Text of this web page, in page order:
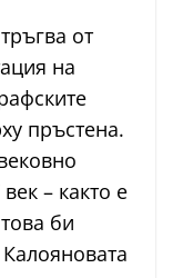
от
на
пръстена.
– както е
би